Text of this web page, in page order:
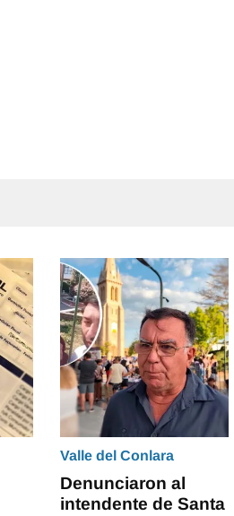
Valle del Conlara
Denunciaron al
intendente de Santa